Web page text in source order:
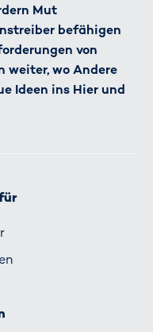
Mut
befähigen
von
weiter, wo Andere
Ideen ins Hier und